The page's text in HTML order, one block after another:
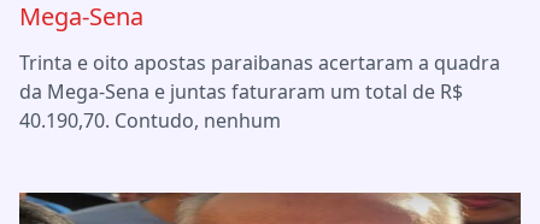
Mega-Sena
Trinta e oito apostas paraibanas acertaram a quadra
da Mega-Sena e juntas faturaram um total de R$
40.190,70. Contudo, nenhum